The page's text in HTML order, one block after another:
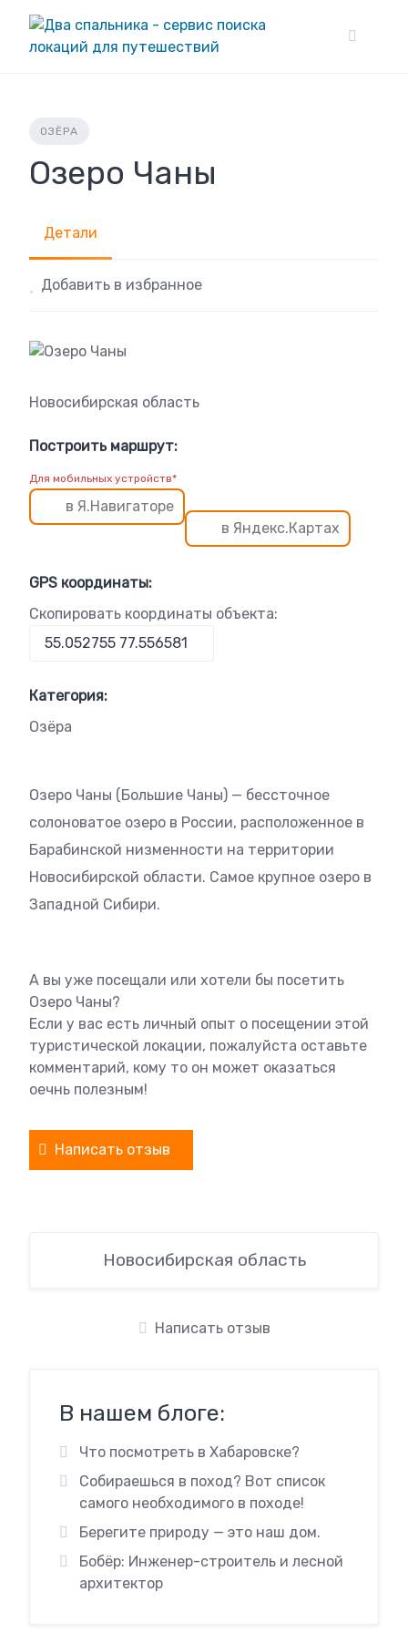
content
ОЗЁРА
Озеро Чаны
Детали
Добавить в избранное
Новосибирская область
Построить маршрут:
Для мобильных устройств*
в Я.Навигаторе
в Яндекс.Картах
GPS координаты:
Скопировать координаты объекта:
Категория:
Озёра
Озеро Чаны (Большие Чаны) — бессточное
солоноватое озеро в России, расположенное в
Барабинской низменности на территории
Новосибирской области. Самое крупное озеро в
Западной Сибири.
А вы уже посещали или хотели бы посетить
Озеро Чаны?
Если у вас есть личный опыт о посещении этой
туристической локации, пожалуйста оставьте
комментарий, кому то он может оказаться
оечнь полезным!
Написать отзыв
Новосибирская область
Написать отзыв
В нашем блоге:
Что посмотреть в Хабаровске?
Собираешься в поход? Вот список
самого необходимого в походе!
Берегите природу — это наш дом.
Бобёр: Инженер-строитель и лесной
архитектор